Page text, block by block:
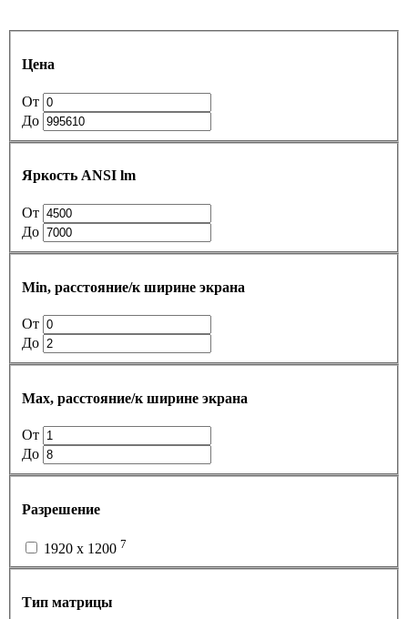
Цена
От
До
Яркость ANSI lm
От
До
Min, расстояние/к ширине экрана
От
До
Max, расстояние/к ширине экрана
От
До
Разрешение
1920 x 1200 7
Тип матрицы